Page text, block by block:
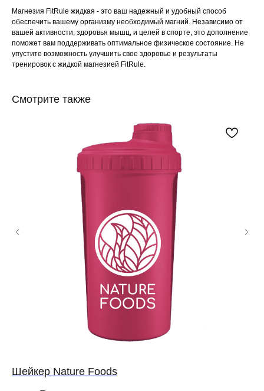
Магнезия FitRule жидкая - это ваш надежный и удобный способ
обеспечить вашему организму необходимый магний. Независимо от
вашей активности, здоровья мышц, и целей в спорте, это дополнение
поможет вам поддерживать оптимальное физическое состояние. Не
упустите возможность улучшить свое здоровье и результаты
тренировок с жидкой магнезией FitRule.
Смотрите также
Шейкер Nature Foods